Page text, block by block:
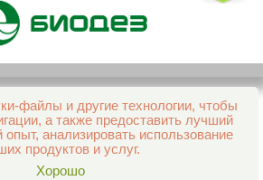
файлы и другие технологии, чтобы
а также предоставить лучший
опыт, анализировать использование
продуктов и услуг.
Хорошо
законом
Фармация
99-98-28